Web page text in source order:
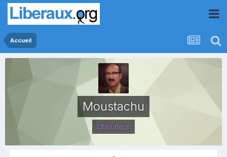
Accueil
Moustachu
Utilisateur